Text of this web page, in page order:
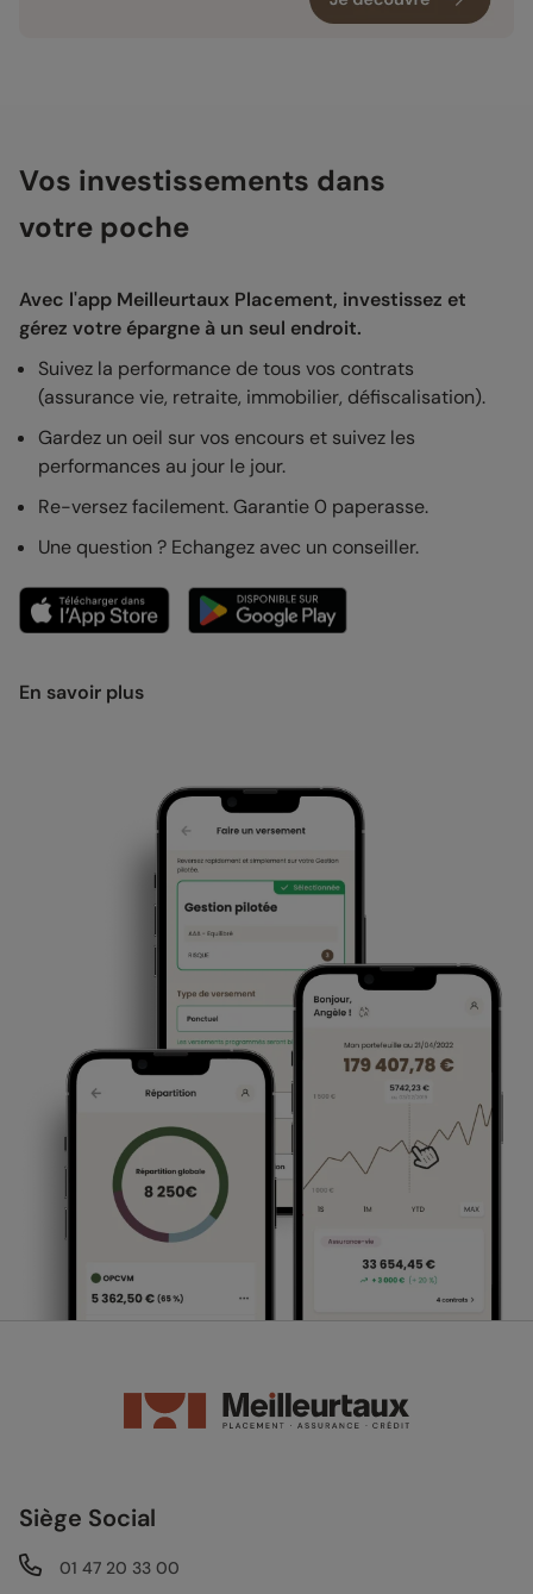
Vos investissements dans
votre poche
Avec l'app Meilleurtaux Placement, investissez et
gérez votre épargne à un seul endroit.
Suivez la performance de tous vos contrats
(assurance vie, retraite, immobilier, défiscalisation).
Gardez un oeil sur vos encours et suivez les
performances au jour le jour.
Re-versez facilement. Garantie 0 paperasse.
Une question ? Echangez avec un conseiller.
En savoir plus
Siège Social
01 47 20 33 00